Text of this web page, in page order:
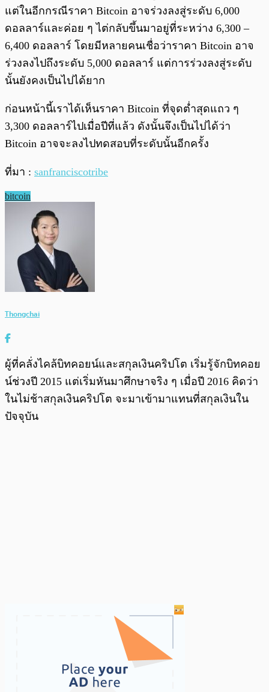
แต่ในอีกกรณีราคา Bitcoin อาจร่วงลงสู่ระดับ 6,000
ดอลลาร์และค่อย ๆ ไต่กลับขึ้นมาอยู่ที่ระหว่าง 6,300 –
6,400 ดอลลาร์ โดยมีหลายคนเชื่อว่าราคา Bitcoin อาจ
ร่วงลงไปถึงระดับ 5,000 ดอลลาร์ แต่การร่วงลงสู่ระดับ
นั้นยังคงเป็นไปได้ยาก
ก่อนหน้านี้เราได้เห็นราคา Bitcoin ที่จุดต่ำสุดแถว ๆ
3,300 ดอลลาร์ไปเมื่อปีที่แล้ว ดังนั้นจึงเป็นไปได้ว่า
Bitcoin อาจจะลงไปทดสอบที่ระดับนั้นอีกครั้ง
ที่มา : sanfranciscotribe
bitcoin
Thongchai
ผู้ที่คลั่งไคล้บิทคอยน์และสกุลเงินคริปโต เริ่มรู้จักบิทคอย
น์ช่วงปี 2015 แต่เริ่มหันมาศึกษาจริง ๆ เมื่อปี 2016 คิดว่า
ในไม่ช้าสกุลเงินคริปโต จะมาเข้ามาแทนที่สกุลเงินใน
ปัจจุบัน